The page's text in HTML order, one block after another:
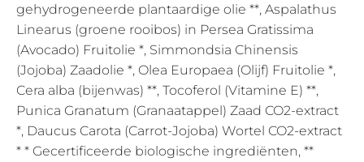
gehydrogeneerde plantaardige olie **, Aspalathus
Linearus (groene rooibos) in Persea Gratissima
(Avocado) Fruitolie *, Simmondsia Chinensis
(Jojoba) Zaadolie *, Olea Europaea (Olijf) Fruitolie *,
Cera alba (bijenwas) **, Tocoferol (Vitamine E) **,
Punica Granatum (Granaatappel) Zaad CO2-extract
*, Daucus Carota (Carrot-Jojoba) Wortel CO2-extract
* * Gecertificeerde biologische ingrediënten, **